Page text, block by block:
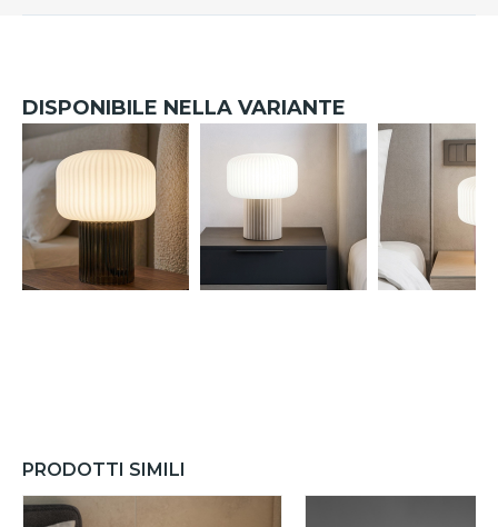
DISPONIBILE NELLA VARIANTE
PRODOTTI SIMILI